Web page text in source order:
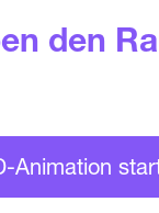
den
Animation